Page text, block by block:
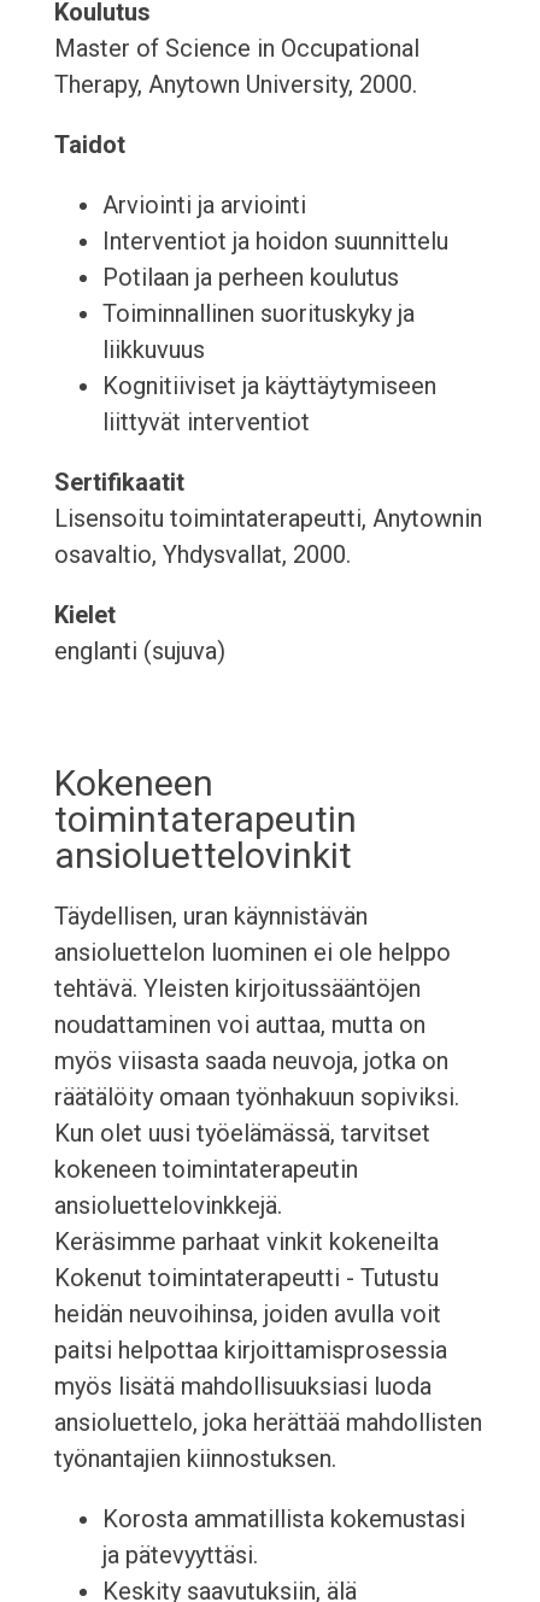
Koulutus
Master of Science in Occupational
Therapy, Anytown University, 2000.
Taidot
Arviointi ja arviointi
Interventiot ja hoidon suunnittelu
Potilaan ja perheen koulutus
Toiminnallinen suorituskyky ja
liikkuvuus
Kognitiiviset ja käyttäytymiseen
liittyvät interventiot
Sertifikaatit
Lisensoitu toimintaterapeutti, Anytownin
osavaltio, Yhdysvallat, 2000.
Kielet
englanti (sujuva)
Kokeneen
toimintaterapeutin
ansioluettelovinkit
Täydellisen, uran käynnistävän
ansioluettelon luominen ei ole helppo
tehtävä. Yleisten kirjoitussääntöjen
noudattaminen voi auttaa, mutta on
myös viisasta saada neuvoja, jotka on
räätälöity omaan työnhakuun sopiviksi.
Kun olet uusi työelämässä, tarvitset
kokeneen toimintaterapeutin
ansioluettelovinkkejä.
Keräsimme parhaat vinkit kokeneilta
Kokenut toimintaterapeutti - Tutustu
heidän neuvoihinsa, joiden avulla voit
paitsi helpottaa kirjoittamisprosessia
myös lisätä mahdollisuuksiasi luoda
ansioluettelo, joka herättää mahdollisten
työnantajien kiinnostuksen.
Korosta ammatillista kokemustasi
ja pätevyyttäsi.
Keskity saavutuksiin, älä